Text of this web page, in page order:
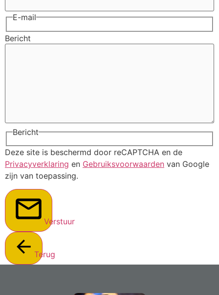
E-mail
Bericht
Bericht
Deze site is beschermd door reCAPTCHA en de
Privacyverklaring en Gebruiksvoorwaarden van Google
zijn van toepassing.
Verstuur
Terug